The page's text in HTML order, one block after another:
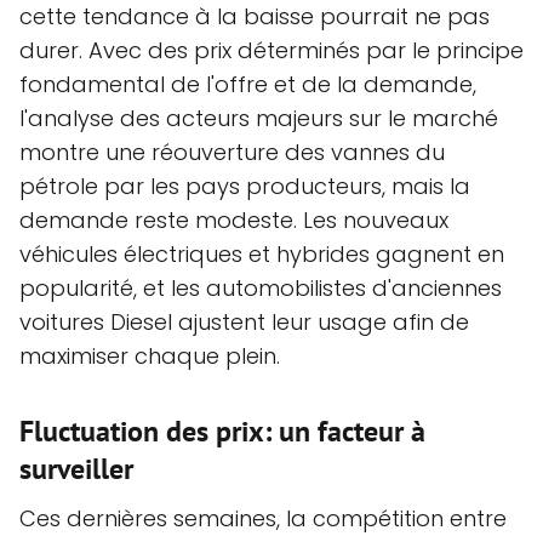
cette tendance à la baisse pourrait ne pas
durer. Avec des prix déterminés par le principe
fondamental de l'offre et de la demande,
l'analyse des acteurs majeurs sur le marché
montre une réouverture des vannes du
pétrole par les pays producteurs, mais la
demande reste modeste. Les nouveaux
véhicules électriques et hybrides gagnent en
popularité, et les automobilistes d'anciennes
voitures Diesel ajustent leur usage afin de
maximiser chaque plein.
Fluctuation des prix: un facteur à
surveiller
Ces dernières semaines, la compétition entre